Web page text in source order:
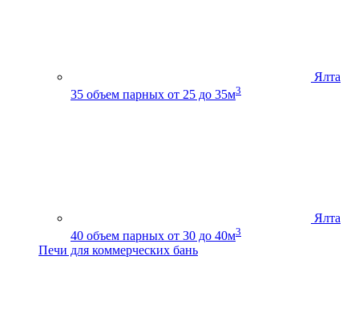
Ялта
35 объем парных от 25 до 35м3
Ялта
40 объем парных от 30 до 40м3
Печи для коммерческих бань